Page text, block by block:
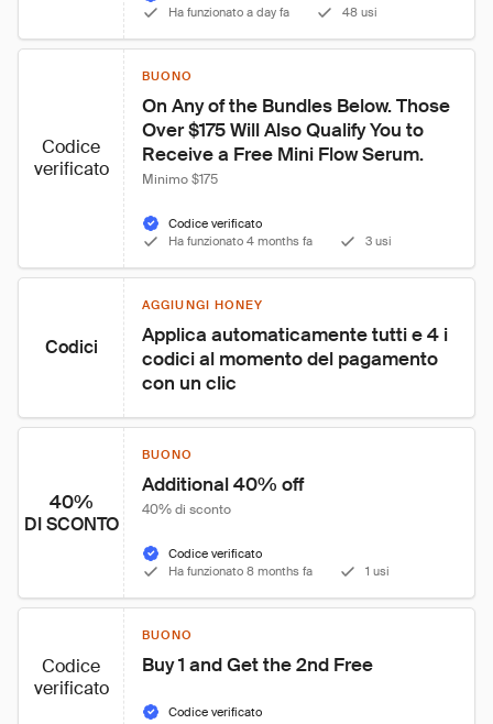
Ha funzionato a day fa
48 usi
Codice
verificato
BUONO
On Any of the Bundles Below. Those
Over $175 Will Also Qualify You to
Receive a Free Mini Flow Serum.
Minimo $175
Codice verificato
Ha funzionato 4 months fa
3 usi
Codici
AGGIUNGI HONEY
Applica automaticamente tutti e 4 i
codici al momento del pagamento
con un clic
40%
DI SCONTO
BUONO
Additional 40% off
40% di sconto
Codice verificato
Ha funzionato 8 months fa
1 usi
Codice
verificato
BUONO
Buy 1 and Get the 2nd Free
Codice verificato